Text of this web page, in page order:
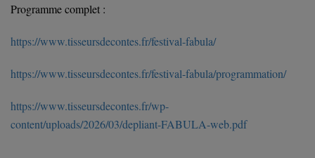
Programme complet :
https://www.tisseursdecontes.fr/festival-fabula/
https://www.tisseursdecontes.fr/festival-fabula/programmation/
https://www.tisseursdecontes.fr/wp-
content/uploads/2026/03/depliant-FABULA-web.pdf